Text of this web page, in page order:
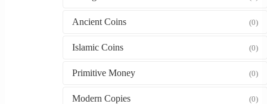
Ancient Coins (0)
Islamic Coins (0)
Primitive Money (0)
Modern Copies (0)